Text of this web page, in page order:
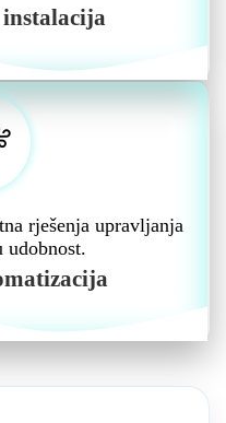
rješenja upravljanja
udobnost.